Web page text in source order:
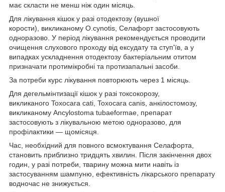
має скласти не менш ніж один місяць.
Для лікування кішок у разі отодектозу (вушної
корости), викликаному O.cynotis, Селафорт застосовують
одноразово. У період лікування рекомендується проводити
очищення слухового проходу від ексудату та ступ'їв, а у
випадках ускладнення отодектозу бактеріальним отитом
призначати протимікробні та протизапальні засоби.
За потреби курс лікування повторюють через 1 місяць.
Для дегельмінтизації кішок у разі токсокорозу,
викликаного Toxocara cati, Toxocara canis, анкілостомозу,
викликаному Ancylostoma tubaeformae, препарат
застосовують з лікувальною метою одноразово, для
профілактики — щомісяця.
Час, необхідний для повного всмоктування Селафорта,
становить приблизно тридцять хвилин. Після закінчення двох
годин, у разі потреби, тварину можна мити навіть із
застосуванням шампуню, ефективність лікарського препарату
водночас не знижується.